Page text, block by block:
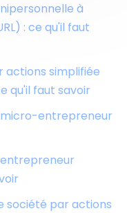
à
: ce qu'il faut
actions simplifiée
qu'il faut savoir
micro-entrepreneur
société par actions